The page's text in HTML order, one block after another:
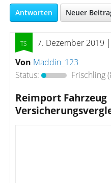
Antworten Neuer
7. Dezember 2019
Von Maddin_123
Status:
Frischling
Reimport Fahrzeug